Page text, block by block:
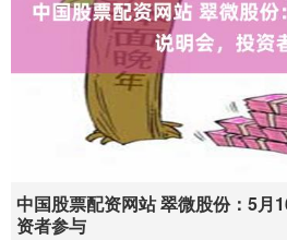
中国股票配资网站 翠微股份：5月
资者参与